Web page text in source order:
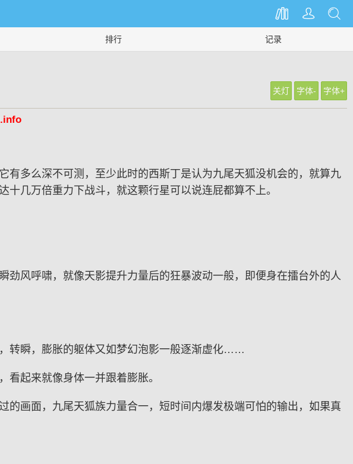
排行 记录
关灯 字体- 字体+
多么深不可测，至少此时的西斯丁是认为九尾天狐没机会的，就算九
几万倍重力下战斗，就这颗行星可以说连屁都算不上。
风呼啸，就像天影提升力量后的狂暴波动一般，即便身在擂台外的人
转瞬，膨胀的躯体又如梦幻泡影一般逐渐虚化……
起来就像身体一并跟着膨胀。
画面，九尾天狐族力量合一，短时间内爆发极端可怕的输出，如果真